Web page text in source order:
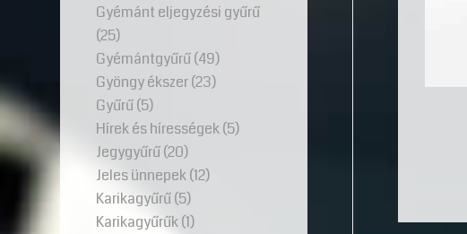
Gyémánt eljegyzési gyűrű
(25)
Gyémántgyűrű(49)
Gyöngy ékszer(23)
Gyűrű(5)
Hírek és hírességek(5)
Jegygyűrű(20)
Jeles ünnepek(12)
Karikagyűrű(5)
Karikagyűrűk(1)